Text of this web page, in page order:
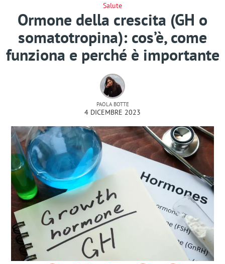
Salute
Ormone della crescita (GH o
somatotropina): cos’è, come
funziona e perché è importante
PAOLA BOTTE
4 DICEMBRE 2023